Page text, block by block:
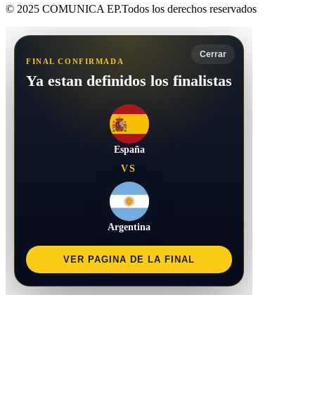
© 2025 COMUNICA EP.Todos los derechos reservados
Cerrar
FINAL CONFIRMADA
Ya estan definidos los finalistas
España
VS
Argentina
VER PAGINA DE LA FINAL